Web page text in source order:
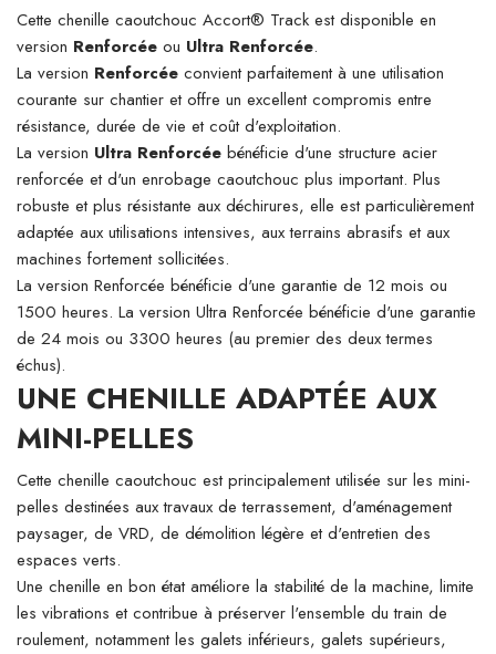
Cette chenille caoutchouc Accort® Track est disponible en
version Renforcée ou Ultra Renforcée.
La version Renforcée convient parfaitement à une utilisation
courante sur chantier et offre un excellent compromis entre
résistance, durée de vie et coût d'exploitation.
La version Ultra Renforcée bénéficie d'une structure acier
renforcée et d'un enrobage caoutchouc plus important. Plus
robuste et plus résistante aux déchirures, elle est particulièrement
adaptée aux utilisations intensives, aux terrains abrasifs et aux
machines fortement sollicitées.
La version Renforcée bénéficie d'une garantie de 12 mois ou
1500 heures. La version Ultra Renforcée bénéficie d'une garantie
de 24 mois ou 3300 heures (au premier des deux termes
échus).
UNE CHENILLE ADAPTÉE AUX
MINI-PELLES
Cette chenille caoutchouc est principalement utilisée sur les mini-
pelles destinées aux travaux de terrassement, d'aménagement
paysager, de VRD, de démolition légère et d'entretien des
espaces verts.
Une chenille en bon état améliore la stabilité de la machine, limite
les vibrations et contribue à préserver l'ensemble du train de
roulement, notamment les galets inférieurs, galets supérieurs,